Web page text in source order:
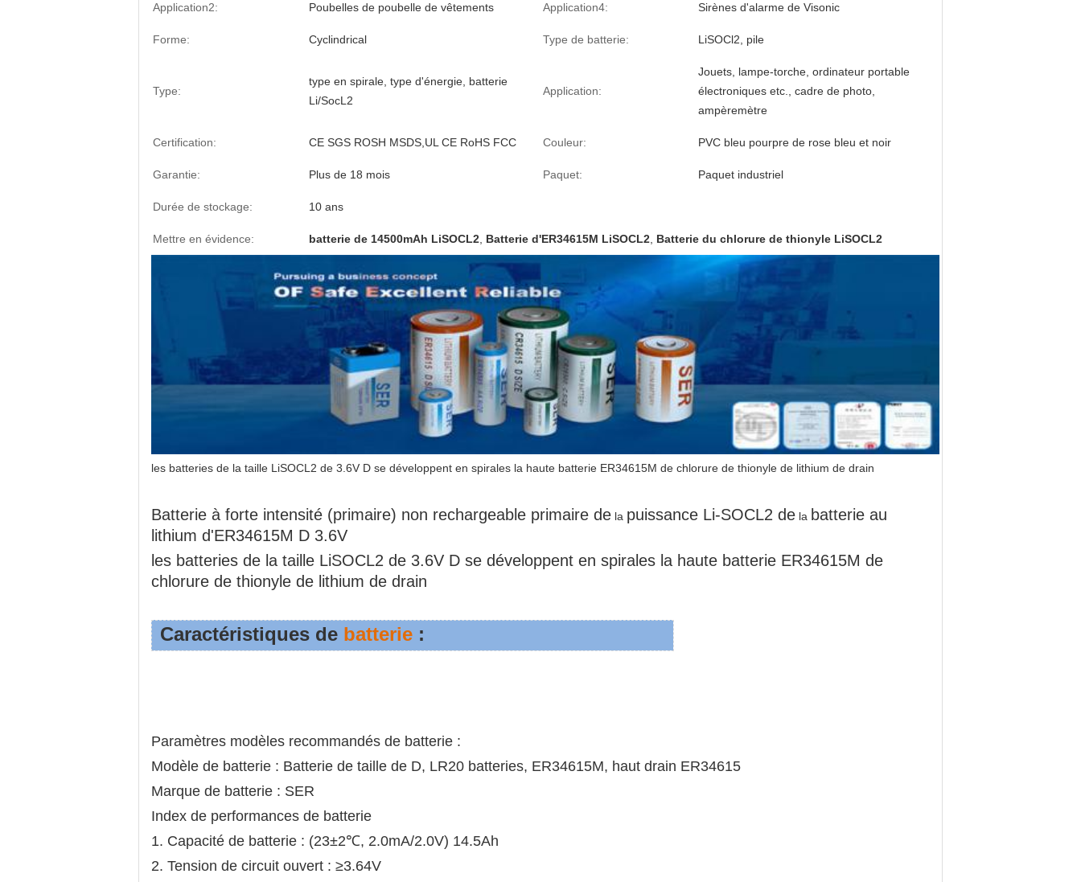
Application2: Poubelles de poubelle de vêtements Application4: Sirènes d'alarme de Visonic
Forme: Cyclindrical Type de batterie: LiSOCl2, pile
Type:
type en spirale, type d'énergie, batterie
Li/SocL2
Application:
Jouets, lampe-torche, ordinateur portable
électroniques etc., cadre de photo,
ampèremètre
Certification: CE SGS ROSH MSDS,UL CE RoHS FCC Couleur: PVC bleu pourpre de rose bleu et noir
Garantie: Plus de 18 mois Paquet: Paquet industriel
Durée de stockage: 10 ans
Mettre en évidence: batterie de 14500mAh LiSOCL2 Batterie d'ER34615M LiSOCL2 Batterie du chlorure de thionyle LiSOCL2
les batteries de la taille LiSOCL2 de 3.6V D se développent en spirales la haute batterie ER34615M de chlorure de thionyle de lithium de drain
Batterie à forte intensité (primaire) non rechargeable primaire de la puissance Li-SOCL2 de la batterie au
lithium d'ER34615M D 3.6V
les batteries de la taille LiSOCL2 de 3.6V D se développent en spirales la haute batterie ER34615M de
chlorure de thionyle de lithium de drain
Caractéristiques de batterie :
Paramètres modèles recommandés de batterie :
Modèle de batterie : Batterie de taille de D, LR20 batteries, ER34615M, haut drain ER34615
Marque de batterie : SER
Index de performances de batterie
1. Capacité de batterie : (23±2℃, 2.0mA/2.0V) 14.5Ah
2. Tension de circuit ouvert : ≥3.64V